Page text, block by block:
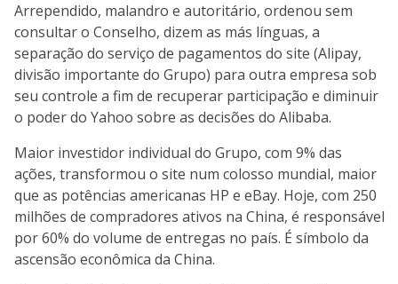
Arrependido, malandro e autoritário, ordenou sem
consultar o Conselho, dizem as más línguas, a
separação do serviço de pagamentos do site (Alipay,
divisão importante do Grupo) para outra empresa sob
seu controle a fim de recuperar participação e diminuir
o poder do Yahoo sobre as decisões do Alibaba.
Maior investidor individual do Grupo, com 9% das
ações, transformou o site num colosso mundial, maior
que as potências americanas HP e eBay. Hoje, com 250
milhões de compradores ativos na China, é responsável
por 60% do volume de entregas no país. É símbolo da
ascensão econômica da China.